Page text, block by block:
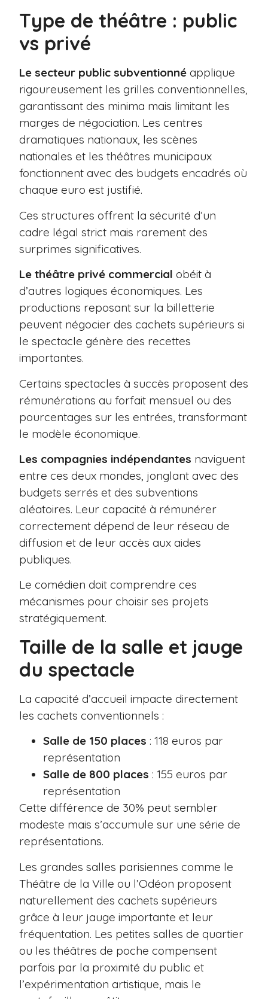
Type de théâtre : public
vs privé
Le secteur public subventionné applique
rigoureusement les grilles conventionnelles,
garantissant des minima mais limitant les
marges de négociation. Les centres
dramatiques nationaux, les scènes
nationales et les théâtres municipaux
fonctionnent avec des budgets encadrés où
chaque euro est justifié.
Ces structures offrent la sécurité d’un
cadre légal strict mais rarement des
surprimes significatives.
Le théâtre privé commercial obéit à
d’autres logiques économiques. Les
productions reposant sur la billetterie
peuvent négocier des cachets supérieurs si
le spectacle génère des recettes
importantes.
Certains spectacles à succès proposent des
rémunérations au forfait mensuel ou des
pourcentages sur les entrées, transformant
le modèle économique.
Les compagnies indépendantes naviguent
entre ces deux mondes, jonglant avec des
budgets serrés et des subventions
aléatoires. Leur capacité à rémunérer
correctement dépend de leur réseau de
diffusion et de leur accès aux aides
publiques.
Le comédien doit comprendre ces
mécanismes pour choisir ses projets
stratégiquement.
Taille de la salle et jauge
du spectacle
La capacité d’accueil impacte directement
les cachets conventionnels :
Salle de 150 places : 118 euros par
représentation
Salle de 800 places : 155 euros par
représentation
Cette différence de 30% peut sembler
modeste mais s’accumule sur une série de
représentations.
Les grandes salles parisiennes comme le
Théâtre de la Ville ou l’Odéon proposent
naturellement des cachets supérieurs
grâce à leur jauge importante et leur
fréquentation. Les petites salles de quartier
ou les théâtres de poche compensent
parfois par la proximité du public et
l’expérimentation artistique, mais le